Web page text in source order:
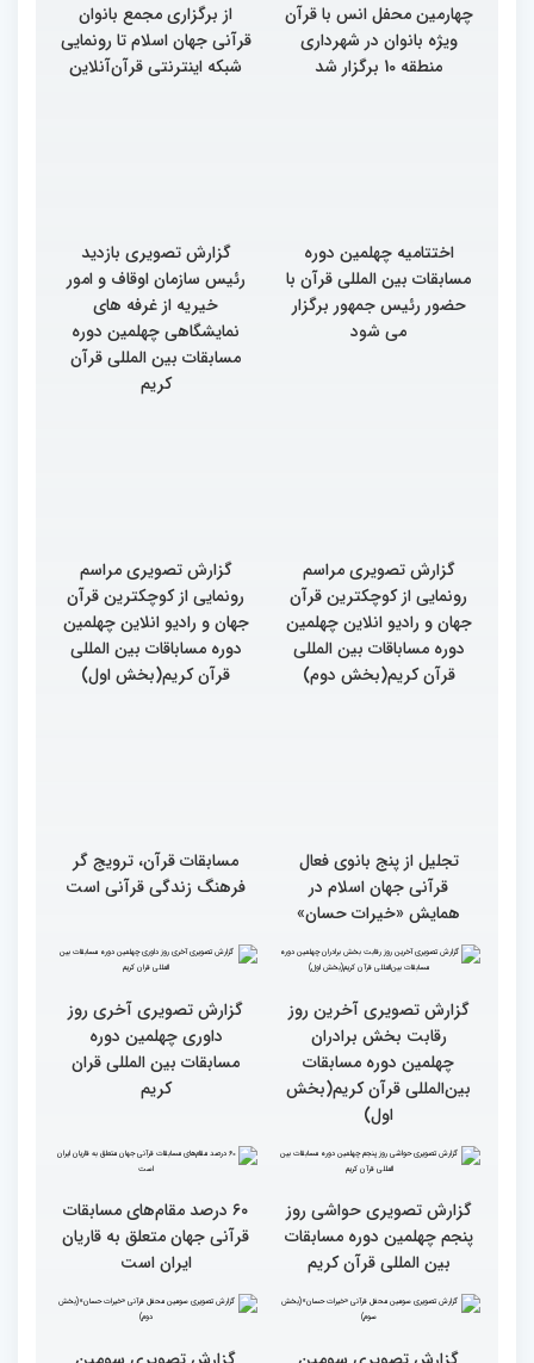
چهارمین محفل انس با قرآن
ویژه بانوان در شهرداری
منطقه 10 برگزار شد
از برگزاری مجمع بانوان
قرآنی جهان اسلام تا رونمایی
شبکه اینترنتی قرآن‌آنلاین
اختتامیه چهلمین دوره
مسابقات بین المللی قرآن با
حضور رئیس جمهور برگزار
می شود
گزارش تصویری بازدید
رئیس سازمان اوقاف و امور
خیریه از غرفه های
نمایشگاهی چهلمین دوره
مسابقات بین المللی قرآن
کریم
گزارش تصویری مراسم
رونمایی از کوچکترین قرآن
جهان و رادیو انلاین چهلمین
دوره مساباقات بین المللی
قرآن کریم(بخش دوم)
گزارش تصویری مراسم
رونمایی از کوچکترین قرآن
جهان و رادیو انلاین چهلمین
دوره مساباقات بین المللی
قرآن کریم(بخش اول)
تجلیل از پنج بانوی فعال
قرآنی جهان اسلام در
همایش «خیرات حسان»
مسابقات قرآن، ترویج گر
فرهنگ زندگی قرآنی است
گزارش تصویری آخرین روز
رقابت بخش برادران
چهلمین دوره مسابقات
بین‌المللی قرآن کریم(بخش
اول)
گزارش تصویری آخری روز
مسابقات بین المللی قران
کریم